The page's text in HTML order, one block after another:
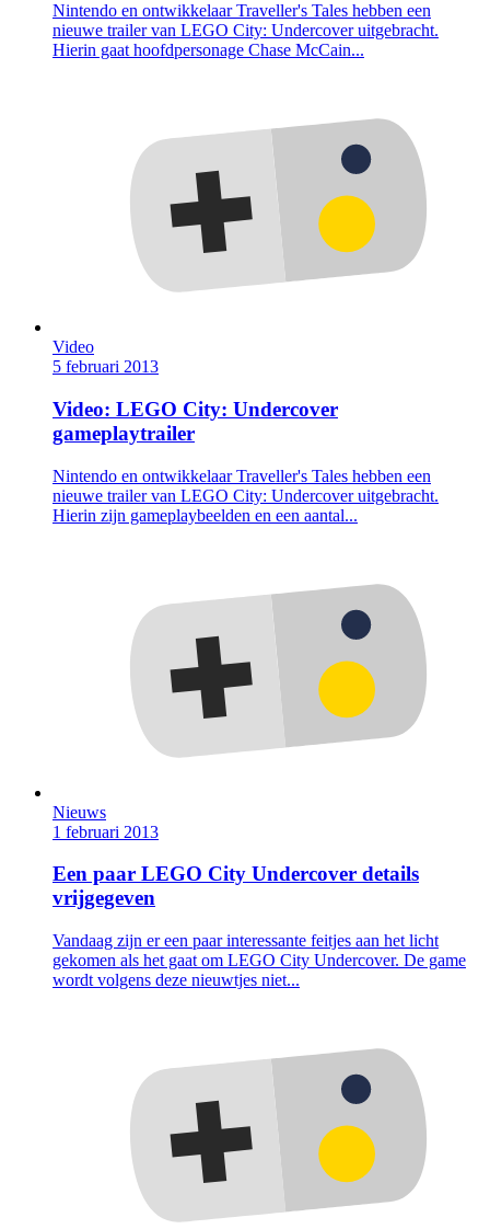
Nintendo en ontwikkelaar Traveller's Tales hebben een
nieuwe trailer van LEGO City: Undercover uitgebracht.
Hierin gaat hoofdpersonage Chase McCain...
Video
5 februari 2013
Video: LEGO City: Undercover
gameplaytrailer
Nintendo en ontwikkelaar Traveller's Tales hebben een
nieuwe trailer van LEGO City: Undercover uitgebracht.
Hierin zijn gameplaybeelden en een aantal...
Nieuws
1 februari 2013
Een paar LEGO City Undercover details
vrijgegeven
Vandaag zijn er een paar interessante feitjes aan het licht
gekomen als het gaat om LEGO City Undercover. De game
wordt volgens deze nieuwtjes niet...